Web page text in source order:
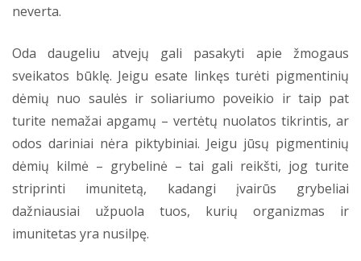
neverta.
Oda daugeliu atvejų gali pasakyti apie žmogaus
sveikatos būklę. Jeigu esate linkęs turėti pigmentinių
dėmių nuo saulės ir soliariumo poveikio ir taip pat
turite nemažai apgamų – vertėtų nuolatos tikrintis, ar
odos dariniai nėra piktybiniai. Jeigu jūsų pigmentinių
dėmių kilmė – grybelinė – tai gali reikšti, jog turite
striprinti imunitetą, kadangi įvairūs grybeliai
dažniausiai užpuola tuos, kurių organizmas ir
imunitetas yra nusilpę.